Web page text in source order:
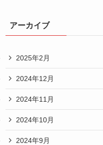
アーカイブ
2025年2月
2024年12月
2024年11月
2024年10月
2024年9月